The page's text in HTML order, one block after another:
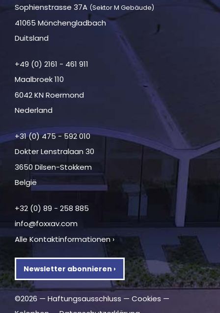
Sophienstrasse 37A (Sektor M Gebäude)
41065 Mönchengladbach
Duitsland
+49 (0) 2161 - 461 911
Maalbroek 110
6042 KN Roermond
Nederland
+31 (0) 475 - 592 010
Dokter Lenstralaan 30
3650 Dilsen-Stokkem
België
+32 (0) 89 - 258 885
info@foxxav.com
Alle Kontaktinformationen ›
Newsletter abonnieren ›
©2026 — Haftungsausschluss — Cookies —